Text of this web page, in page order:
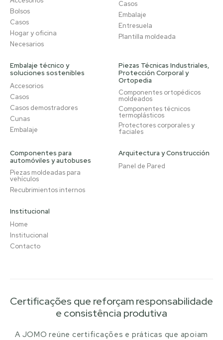
Bolsos
Casos
Hogar y oficina
Necesarios
Casos
Embalaje
Entresuela
Plantilla moldeada
Embalaje técnico y
soluciones sostenibles
Accesorios
Casos
Casos demostradores
Cunas
Embalaje
Piezas Técnicas Industriales,
Protección Corporal y
Ortopedia
Componentes ortopédicos
moldeados
Componentes técnicos
termoplásticos
Protectores corporales y
faciales
Componentes para
automóviles y autobuses
Piezas moldeadas para
vehículos
Recubrimientos internos
Arquitectura y Construcción
Panel de Pared
Institucional
Home
Institucional
Contacto
Certificações que reforçam responsabilidade
e consistência produtiva
A JOMO reúne certificações e práticas que apoiam